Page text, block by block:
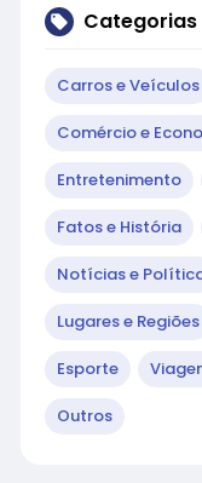
Categorias
Carros e Veículos
Comércio e
Entretenimento
Fatos e História
Notícias e
Lugares e Regiões
Esporte
Outros